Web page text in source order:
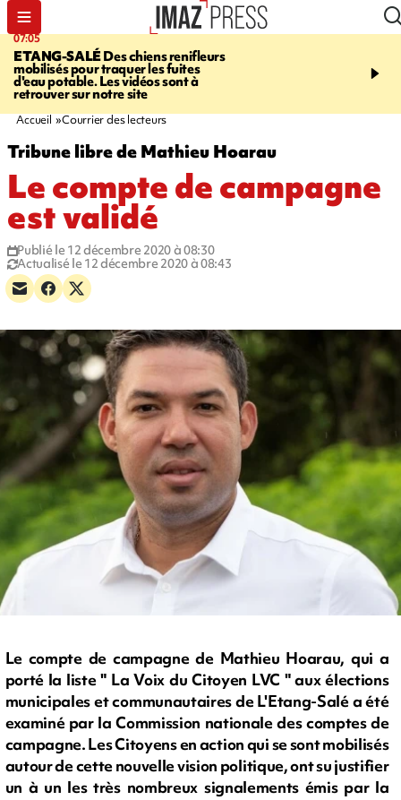
07:05
ETANG-SALÉDes chiens renifleurs
mobilisés pour traquer les fuites
d'eau potable. Les vidéos sont à
retrouver sur notre site
09:53
CATASTROPHIQUE
sécheresse, incendies -
Accueil Courrier des lecteurs
Tribune libre de Mathieu Hoarau
Le compte de campagne
est validé
Publié le 12 décembre 2020 à 08:30
Actualisé le 12 décembre 2020 à 08:43
Le compte de campagne de Mathieu Hoarau, qui a
porté la liste " La Voix du Citoyen LVC " aux élections
municipales et communautaires de L'Etang-Salé a été
examiné par la Commission nationale des comptes de
campagne. Les Citoyens en action qui se sont mobilisés
autour de cette nouvelle vision politique, ont su justifier
un à un les très nombreux signalements émis par la